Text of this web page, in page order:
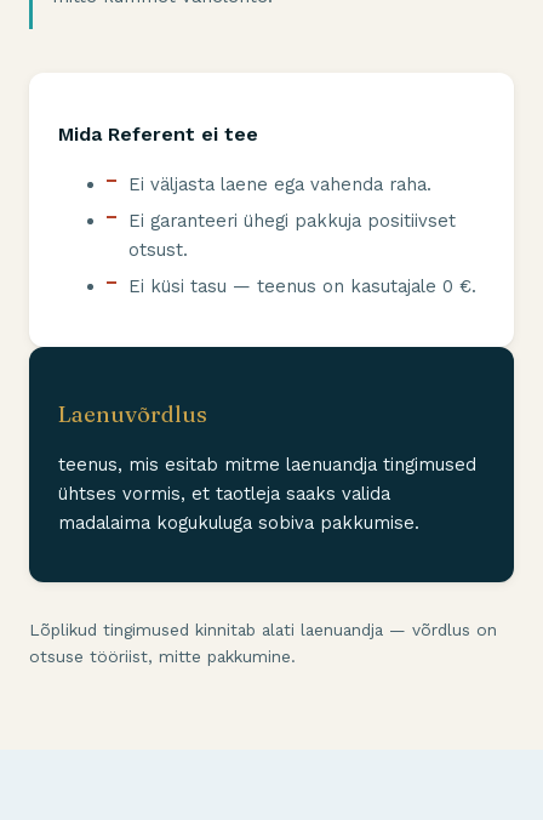
Mida Referent ei tee
Ei väljasta laene ega vahenda raha.
Ei garanteeri ühegi pakkuja positiivset
otsust.
Ei küsi tasu — teenus on kasutajale 0 €.
Laenuvõrdlus
teenus, mis esitab mitme laenuandja tingimused
ühtses vormis, et taotleja saaks valida
madalaima kogukuluga sobiva pakkumise.
Lõplikud tingimused kinnitab alati laenuandja — võrdlus on
otsuse tööriist, mitte pakkumine.